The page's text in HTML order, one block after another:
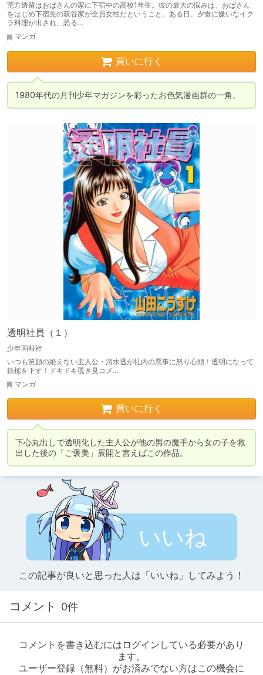
荒方透留はおばさんの家に下宿中の高校1年生。彼の最大の悩みは、おばさん
をはじめ下宿先の萩谷家が全員女性だということ。ある日、夕食に嫌いなイク
ラ料理が出され、恐る…
マンガ
買いに行く
1980年代の月刊少年マガジンを彩ったお色気漫画群の一角。
透明社員（１）
少年画報社
いつも笑顔の絶えない主人公・清水透が社内の悪事に怒り心頭！透明になって
鉄槌を下す！ドキドキ覗き見コメ…
マンガ
買いに行く
下心丸出しで透明化した主人公が他の男の魔手から女の子を救
出した後の「ご褒美」展開と言えばこの作品。
いいね
この記事が良いと思った人は「いいね」してみよう！
コメント 0件
コメントを書き込むにはログインしている必要があり
ます。
ユーザー登録（無料）がお済みでない方はこの機会に